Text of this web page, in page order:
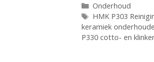
Categorieën
Onderhoud
Tags
HMK P303
keramiek
P330 cotto- en